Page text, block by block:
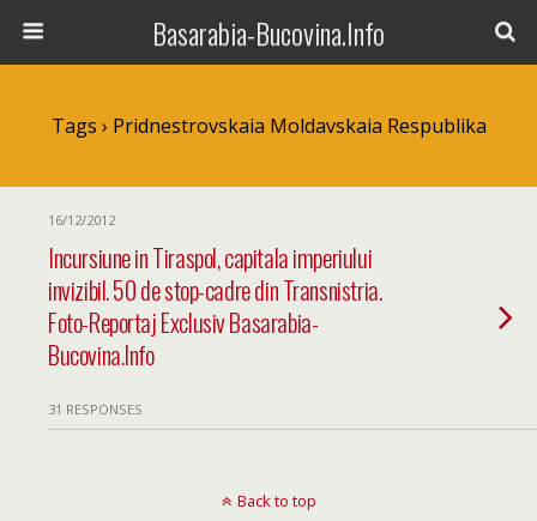
Basarabia-Bucovina.Info
Tags › Pridnestrovskaia Moldavskaia Respublika
16/12/2012
Incursiune in Tiraspol, capitala imperiului
invizibil. 50 de stop-cadre din Transnistria.
Foto-Reportaj Exclusiv Basarabia-
Bucovina.Info
31 RESPONSES
Back to top